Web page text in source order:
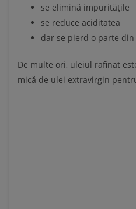
se elimină impuritățile
se reduce aciditatea
dar se pierd o parte
De multe ori, uleiul rafinat
mică de ulei extravirgin